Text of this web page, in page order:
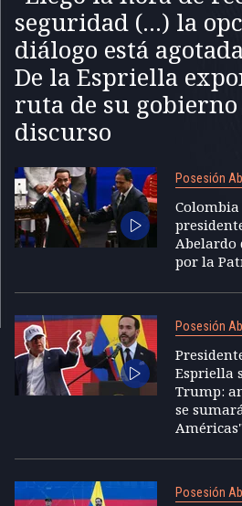
seguridad (...) la
diálogo está
De la Espriella
ruta de su
discurso
Posesión
Abelardo
por la
Posesión
Espriella
Trump:
se
Posesión